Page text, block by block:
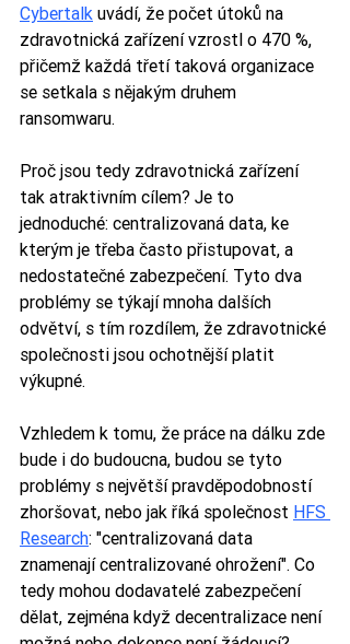
Cybertalk uvádí, že počet útoků na
zdravotnická zařízení vzrostl o 470 %,
přičemž každá třetí taková organizace
se setkala s nějakým druhem
ransomwaru.
Proč jsou tedy zdravotnická zařízení
tak atraktivním cílem? Je to
jednoduché: centralizovaná data, ke
kterým je třeba často přistupovat, a
nedostatečné zabezpečení. Tyto dva
problémy se týkají mnoha dalších
odvětví, s tím rozdílem, že zdravotnické
společnosti jsou ochotnější platit
výkupné.
Vzhledem k tomu, že práce na dálku zde
bude i do budoucna, budou se tyto
problémy s největší pravděpodobností
zhoršovat, nebo jak říká společnost HFS
Research: "centralizovaná data
znamenají centralizované ohrožení". Co
tedy mohou dodavatelé zabezpečení
dělat, zejména když decentralizace není